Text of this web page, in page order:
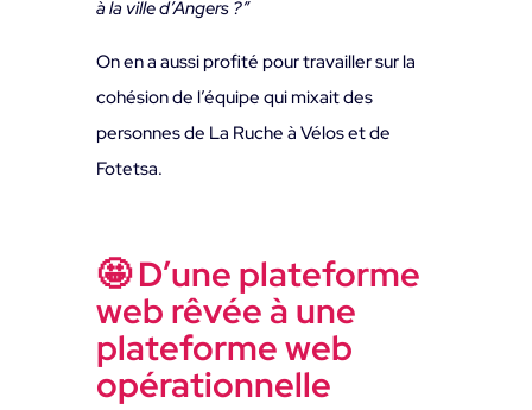
à la ville d’Angers ?”
On en a aussi profité pour travailler sur la
cohésion de l’équipe qui mixait des
personnes de La Ruche à Vélos et de
Fotetsa.
🤩 D’une plateforme
web rêvée à une
plateforme web
opérationnelle